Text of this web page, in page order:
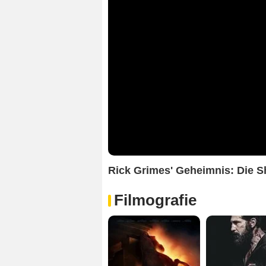
Rick Grimes' Geheimnis: Die
Filmografie